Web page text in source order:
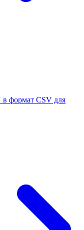
в формат CSV для